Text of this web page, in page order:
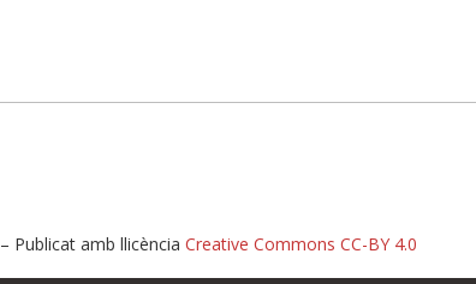
– Publicat amb llicència Creative Commons CC-BY 4.0